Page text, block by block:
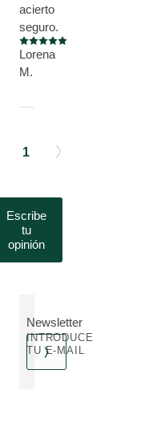
acierto
seguro.
Puntuación: 5 / 5 estrellas
Lorena
M.
1
Escribe
tu
opinión
Newsletter
INTRODUCE
TU E-MAIL